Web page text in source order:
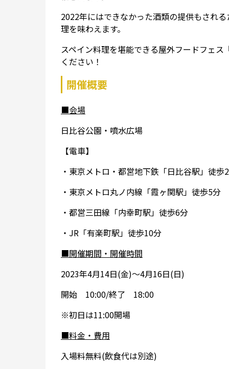
2022年にはできなかった酒類の提供もされ
理を味わえます。
スペイン料理を堪能できる屋外フードフェ
ください！
開催概要
■会場
日比谷公園・噴水広場
【電車】
・東京メトロ・都営地下鉄「日比谷駅」徒歩
・東京メトロ丸ノ内線「霞ヶ関駅」徒歩5分
・都営三田線「内幸町駅」徒歩6分
・JR「有楽町駅」徒歩10分
■開催期間・開催時間
2023年4月14日(金)～4月16日(日)
開始 10:00/終了 18:00
※初日は11:00開場
■料金・費用
入場料無料(飲食代は別途)